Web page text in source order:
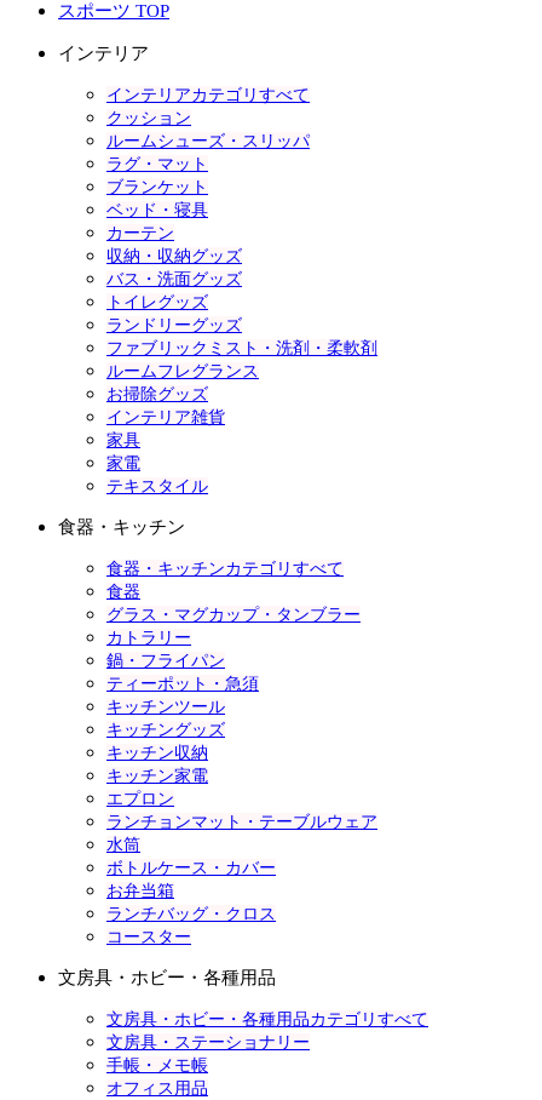
スポーツ TOP
インテリア
インテリアカテゴリすべて
クッション
ルームシューズ・スリッパ
ラグ・マット
ブランケット
ベッド・寝具
カーテン
収納・収納グッズ
バス・洗面グッズ
トイレグッズ
ランドリーグッズ
ファブリックミスト・洗剤・柔軟剤
ルームフレグランス
お掃除グッズ
インテリア雑貨
家具
家電
テキスタイル
食器・キッチン
食器・キッチンカテゴリすべて
食器
グラス・マグカップ・タンブラー
カトラリー
鍋・フライパン
ティーポット・急須
キッチンツール
キッチングッズ
キッチン収納
キッチン家電
エプロン
ランチョンマット・テーブルウェア
水筒
ボトルケース・カバー
お弁当箱
ランチバッグ・クロス
コースター
文房具・ホビー・各種用品
文房具・ホビー・各種用品カテゴリすべて
文房具・ステーショナリー
手帳・メモ帳
オフィス用品